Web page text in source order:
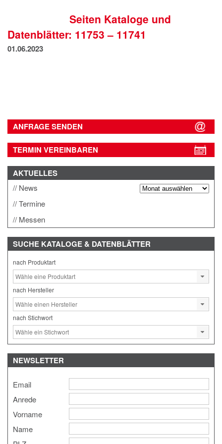
DATENSCHUTZSeiten Kataloge und
Datenblätter: 11753 – 11741
01.06.2023
ANFRAGE SENDEN
TERMIN VEREINBAREN
AKTUELLES
News
Termine
Messen
SUCHE KATALOGE & DATENBLÄTTER
nach Produktart
nach Hersteller
nach Stichwort
NEWSLETTER
Email
Anrede
Vorname
Name